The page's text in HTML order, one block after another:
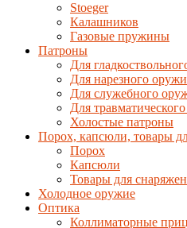
Stoeger
Калашников
Газовые пружины
Патроны
Для
Для нарезного
Для служебного
Для
Холостые патроны
Порох, капсюли, товары
Порох
Капсюли
Товары для
Холодное оружие
Оптика
Коллиматорные